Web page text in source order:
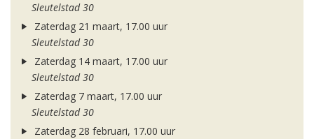
Sleutelstad 30
Zaterdag 21 maart, 17.00 uur
Sleutelstad 30
Zaterdag 14 maart, 17.00 uur
Sleutelstad 30
Zaterdag 7 maart, 17.00 uur
Sleutelstad 30
Zaterdag 28 februari, 17.00 uur